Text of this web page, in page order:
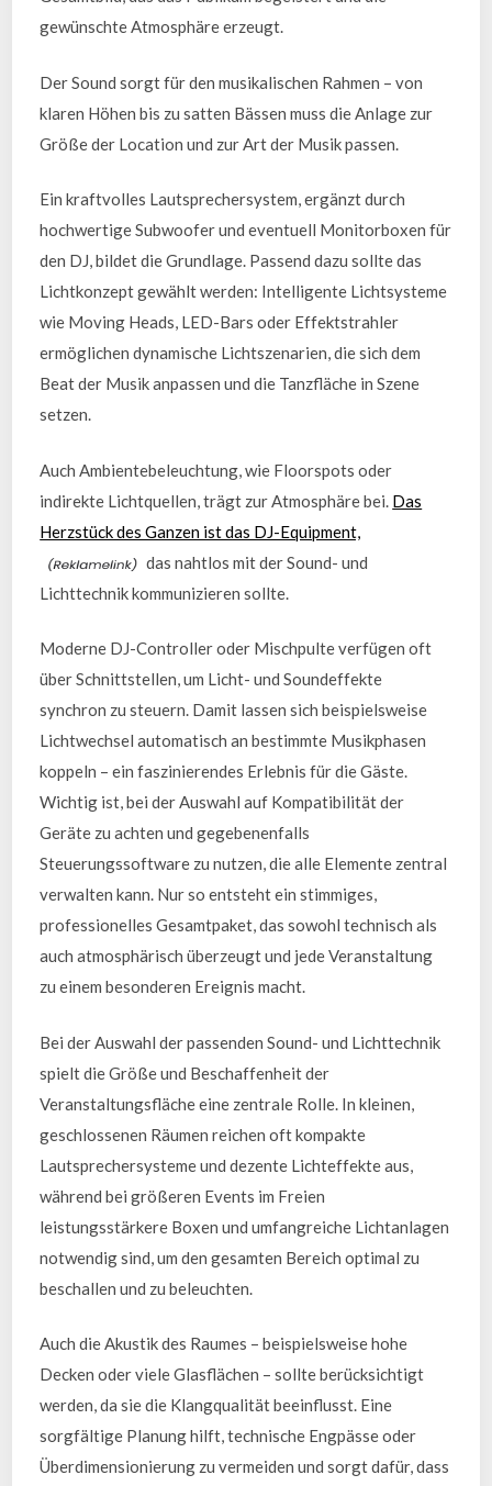
gewünschte Atmosphäre erzeugt.
Der Sound sorgt für den musikalischen Rahmen – von
klaren Höhen bis zu satten Bässen muss die Anlage zur
Größe der Location und zur Art der Musik passen.
Ein kraftvolles Lautsprechersystem, ergänzt durch
hochwertige Subwoofer und eventuell Monitorboxen für
den DJ, bildet die Grundlage. Passend dazu sollte das
Lichtkonzept gewählt werden: Intelligente Lichtsysteme
wie Moving Heads, LED-Bars oder Effektstrahler
ermöglichen dynamische Lichtszenarien, die sich dem
Beat der Musik anpassen und die Tanzfläche in Szene
setzen.
Auch Ambientebeleuchtung, wie Floorspots oder
indirekte Lichtquellen, trägt zur Atmosphäre bei. Das
Herzstück des Ganzen ist das DJ-Equipment,
das nahtlos mit der Sound- und
Lichttechnik kommunizieren sollte.
Moderne DJ-Controller oder Mischpulte verfügen oft
über Schnittstellen, um Licht- und Soundeffekte
synchron zu steuern. Damit lassen sich beispielsweise
Lichtwechsel automatisch an bestimmte Musikphasen
koppeln – ein faszinierendes Erlebnis für die Gäste.
Wichtig ist, bei der Auswahl auf Kompatibilität der
Geräte zu achten und gegebenenfalls
Steuerungssoftware zu nutzen, die alle Elemente zentral
verwalten kann. Nur so entsteht ein stimmiges,
professionelles Gesamtpaket, das sowohl technisch als
auch atmosphärisch überzeugt und jede Veranstaltung
zu einem besonderen Ereignis macht.
Bei der Auswahl der passenden Sound- und Lichttechnik
spielt die Größe und Beschaffenheit der
Veranstaltungsfläche eine zentrale Rolle. In kleinen,
geschlossenen Räumen reichen oft kompakte
Lautsprechersysteme und dezente Lichteffekte aus,
während bei größeren Events im Freien
leistungsstärkere Boxen und umfangreiche Lichtanlagen
notwendig sind, um den gesamten Bereich optimal zu
beschallen und zu beleuchten.
Auch die Akustik des Raumes – beispielsweise hohe
Decken oder viele Glasflächen – sollte berücksichtigt
werden, da sie die Klangqualität beeinflusst. Eine
sorgfältige Planung hilft, technische Engpässe oder
Überdimensionierung zu vermeiden und sorgt dafür, dass